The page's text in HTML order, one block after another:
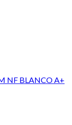
NF BLANCO A+